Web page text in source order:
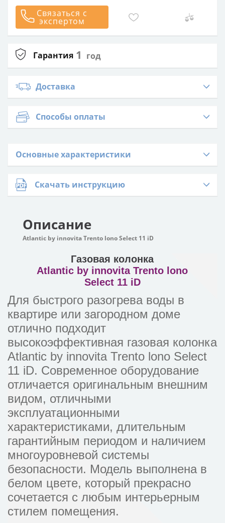
Основные характеристики
Скачать инструкцию
Связаться с
экспертом
Гарантия 1 год
Доставка
Способы оплаты
Описание
Atlantic by innovita Trento lono Select 11 iD
Газовая колонка
Atlantic by innovita Trento lono
Select 11 iD
Для быстрого разогрева воды в
квартире или загородном доме
отлично подходит
высокоэффективная газовая колонка
Atlantic by innovita Trento lono Select
11 iD. Современное оборудование
отличается оригинальным внешним
видом, отличными
эксплуатационными
характеристиками, длительным
гарантийным периодом и наличием
многоуровневой системы
безопасности. Модель выполнена в
белом цвете, который прекрасно
сочетается с любым интерьерным
стилем помещения.